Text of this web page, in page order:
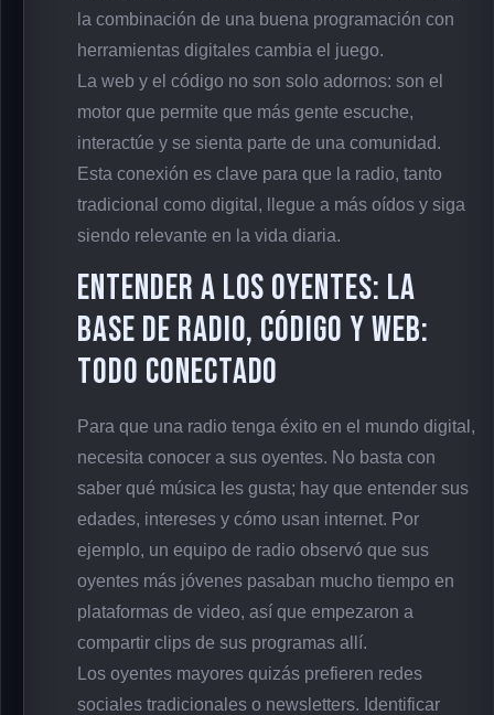
la combinación de una buena programación con
herramientas digitales cambia el juego.
La web y el código no son solo adornos: son el
motor que permite que más gente escuche,
interactúe y se sienta parte de una comunidad.
Esta conexión es clave para que la radio, tanto
tradicional como digital, llegue a más oídos y siga
siendo relevante en la vida diaria.
Entender a los oyentes: la
base de Radio, código y web:
todo conectado
Para que una radio tenga éxito en el mundo digital,
necesita conocer a sus oyentes. No basta con
saber qué música les gusta; hay que entender sus
edades, intereses y cómo usan internet. Por
ejemplo, un equipo de radio observó que sus
oyentes más jóvenes pasaban mucho tiempo en
plataformas de video, así que empezaron a
compartir clips de sus programas allí.
Los oyentes mayores quizás prefieren redes
sociales tradicionales o newsletters. Identificar